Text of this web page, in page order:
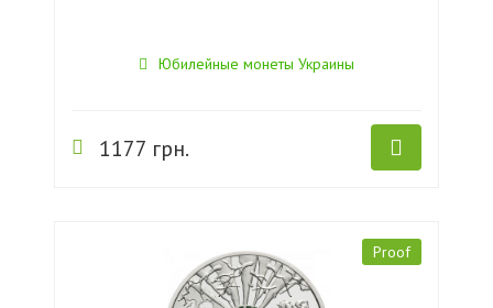
Юбилейные монеты Украины
1177 грн.
Proof